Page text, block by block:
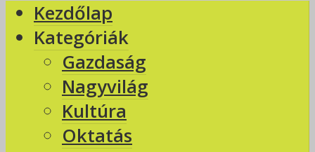
Kezdőlap
Kategóriák
Gazdaság
Nagyvilág
Kultúra
Oktatás